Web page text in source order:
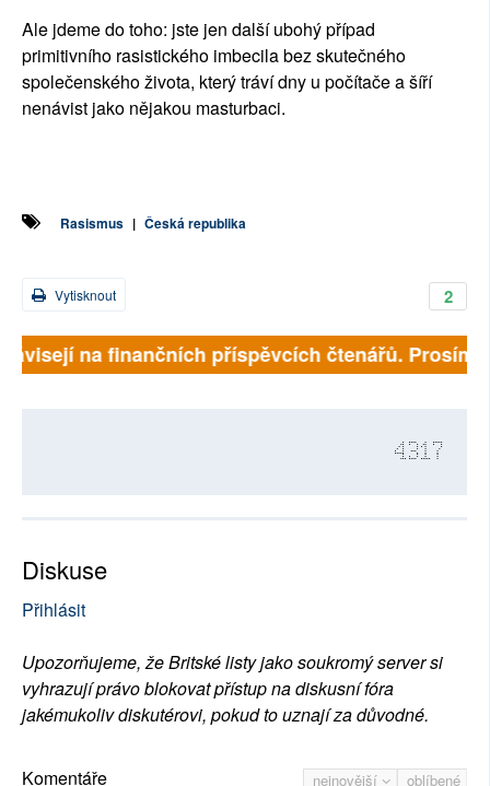
Ale jdeme do toho: jste jen další ubohý případ
primitivního rasistického imbecila bez skutečného
společenského života, který tráví dny u počítače a šíří
nenávist jako nějakou masturbaci.
Rasismus | Česká republika
2
Vytisknout
na finančních příspěvcích čtenářů. Prosíme,
4317
Diskuse
Přihlásit
Upozorňujeme, že Britské listy jako soukromý server si
vyhrazují právo blokovat přístup na diskusní fóra
jakémukoliv diskutérovi, pokud to uznají za důvodné.
nejnovější oblíbené
Komentáře